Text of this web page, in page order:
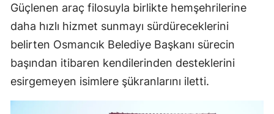
Rize
Sakarya
Samsun
Güçlenen araç filosuyla birlikte hemşehrilerine
daha hızlı hizmet sunmayı sürdüreceklerini
belirten Osmancık Belediye Başkanı sürecin
başından itibaren kendilerinden desteklerini
esirgemeyen isimlere şükranlarını iletti.